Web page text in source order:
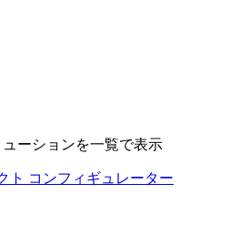
ーションを一覧で表示
ト コンフィギュレーター